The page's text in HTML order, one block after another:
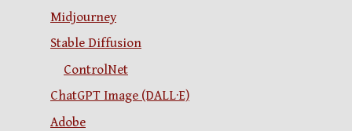
Midjourney
Stable Diffusion
ControlNet
ChatGPT Image (DALL·E)
Adobe